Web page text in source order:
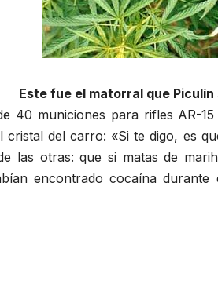
Este fue el matorral que
40 municiones para rifles AR-
del carro: «Si te digo, es
las otras: que si matas de
encontrado cocaína